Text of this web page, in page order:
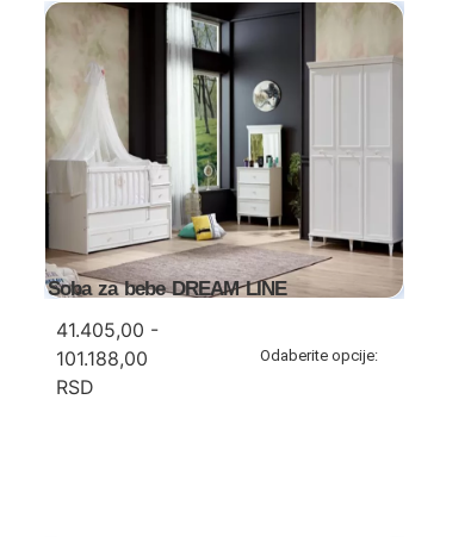
Soba za bebe DREAM LINE
41.405,00 -
101.188,00
RSD
Odaberite opcije: